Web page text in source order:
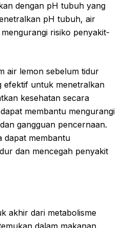
dengan pH tubuh yang
pH tubuh, air
risiko penyakit-
air lemon sebelum tidur
efektif untuk menetralkan
kesehatan secara
membantu mengurangi
gangguan pencernaan.
dapat membantu
dan mencegah penyakit
akhir dari metabolisme